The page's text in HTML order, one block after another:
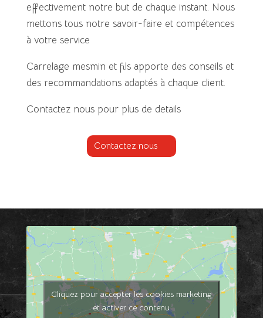
effectivement notre but de chaque instant. Nous
mettons tous notre savoir-faire et compétences
à votre service
Carrelage mesmin et fils apporte des conseils et
des recommandations adaptés à chaque client.
Contactez nous pour plus de details
Contactez nous
Cliquez pour accepter les cookies marketing
et activer ce contenu